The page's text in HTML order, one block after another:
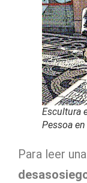
Escultura
Pessoa
Para leer